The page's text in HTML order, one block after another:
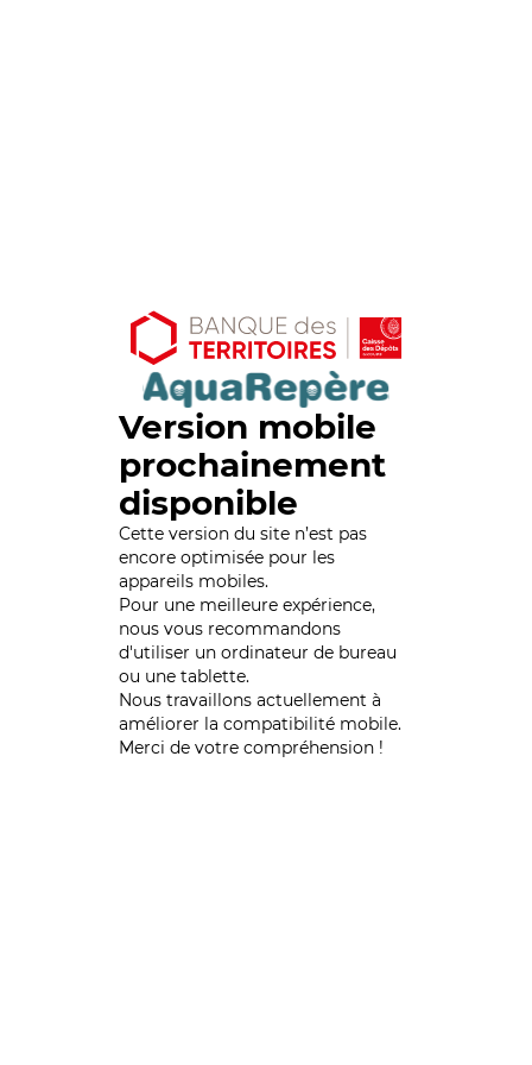
Version mobile
prochainement
disponible
Cette version du site n’est pas
encore optimisée pour les
appareils mobiles.
Pour une meilleure expérience,
nous vous recommandons
d'utiliser un ordinateur de bureau
ou une tablette.
Nous travaillons actuellement à
améliorer la compatibilité mobile.
Merci de votre compréhension !